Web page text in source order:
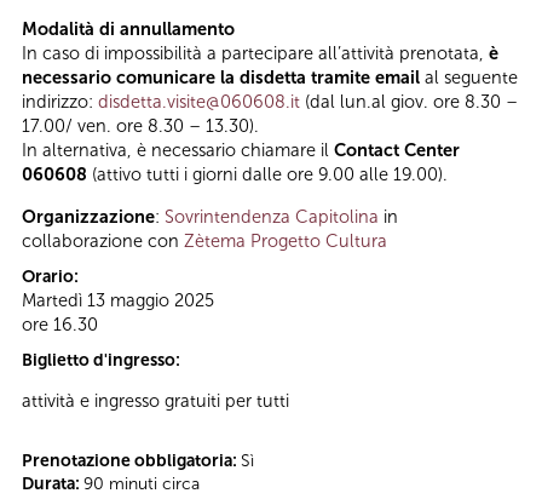
Modalità di annullamento
In caso di impossibilità a partecipare all’attività prenotata, è
necessario comunicare la disdetta tramite email al seguente
indirizzo: disdetta.visite@060608.it (dal lun.al giov. ore 8.30 –
17.00/ ven. ore 8.30 – 13.30).
In alternativa, è necessario chiamare il Contact Center
060608 (attivo tutti i giorni dalle ore 9.00 alle 19.00).
Organizzazione: Sovrintendenza Capitolina in
collaborazione con Zètema Progetto Cultura
Orario:
Martedì 13 maggio 2025
ore 16.30
Biglietto d'ingresso:
attività e ingresso gratuiti per tutti
Prenotazione obbligatoria: Sì
Durata: 90 minuti circa